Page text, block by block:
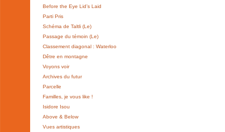
Before the Eye Lid’s Laid
Parti Pris
Schéma de Taltli (Le)
Passage du témoin (Le)
Classement diagonal : Waterloo
Dêtre en montagne
Voyons voir
Archives du futur
Parcelle
Familles, je vous like !
Isidore Isou
Above & Below
Vues artistiques